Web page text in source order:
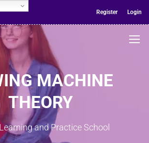
Register Login
MACHINE
THEORY
and Practice School